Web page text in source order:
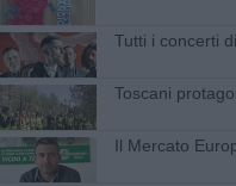
Tutti i concerti
Toscani
Il Mercato